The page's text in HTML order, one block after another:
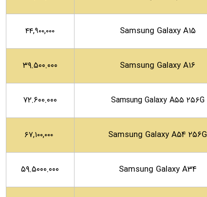
۴۴,۹۰۰,۰۰۰ Samsung Galaxy A۱۵
۳۹.۵۰۰.۰۰۰ Samsung Galaxy A۱۶
۷۲.۶۰۰.۰۰۰ Samsung Galaxy A۵۵ ۲۵۶G
۶۷,۱۰۰,۰۰۰ Samsung Galaxy A۵۴ ۲۵۶G
۵۹.۵۰۰۰.۰۰۰ Samsung Galaxy A۳۴